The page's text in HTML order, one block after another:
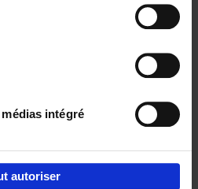
intégré
autoriser
marketing like a PRO -
revised edition (EN)